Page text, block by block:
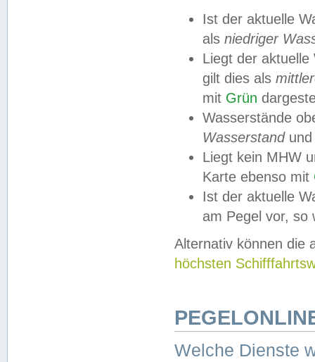
Ist der aktuelle
als niedriger
Liegt der
gilt dies als
mit Grün
Wasserstände
Wasserstandund
Liegt kein MHW
Karte ebenso mit
Ist der aktuelle
am Pegel vor,
Alternativ können die
höchsten
Welche Dienste